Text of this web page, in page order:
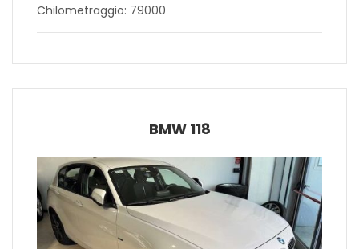
Chilometraggio: 79000
BMW 118